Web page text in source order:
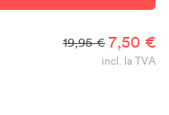
19,95 € 7,50 €
incl. la TVA